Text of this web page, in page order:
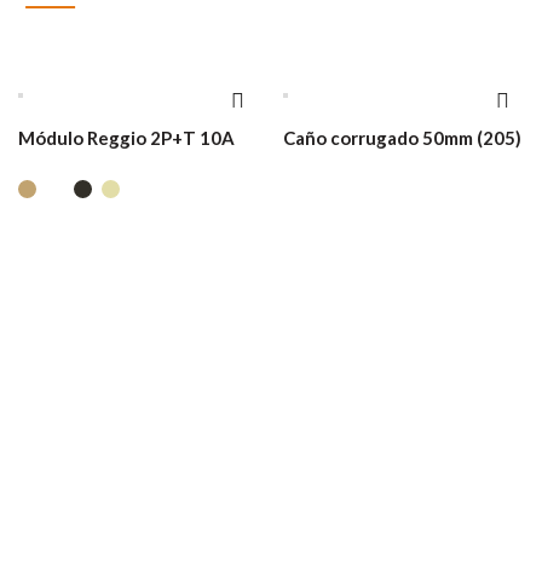
Módulo Reggio 2P+T 10A Caño corrugado 50mm (205)